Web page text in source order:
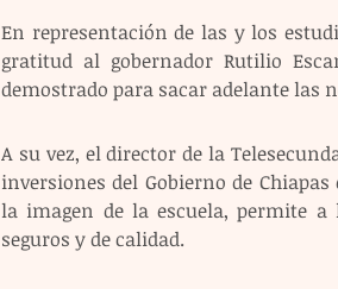
En representación de las y los
gratitud al gobernador Rutilio
demostrado para sacar adelante las
A su vez, el director de la
inversiones del Gobierno de
la imagen de la escuela, permite
seguros y de calidad.